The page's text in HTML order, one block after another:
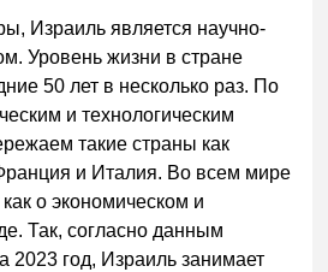
Израиль является научно-
Уровень жизни в стране
50 лет в несколько раз. По
и технологическим
такие страны как
и Италия. Во всем мире
о экономическом и
Так, согласно данным
2023 год, Израиль занимает